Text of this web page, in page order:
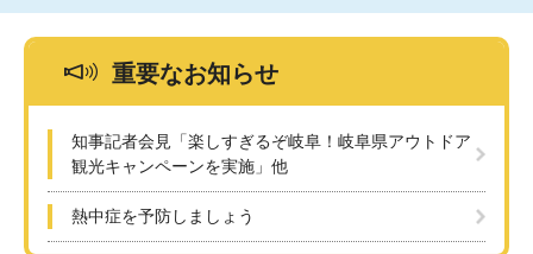
重要なお知らせ
知事記者会見「楽しすぎるぞ岐阜！岐阜県アウトドア
観光キャンペーンを実施」他
熱中症を予防しましょう